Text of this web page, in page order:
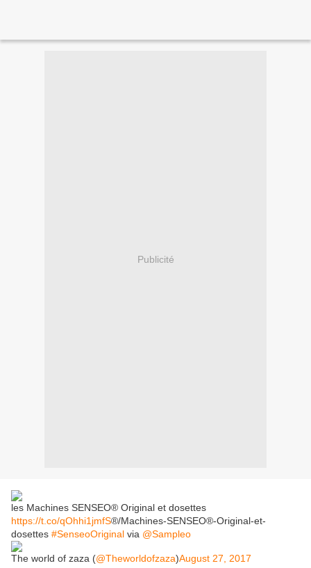
Publicité
les Machines SENSEO® Original et dosettes
https://t.co/qOhhi1jmfS®/Machines-SENSEO®-Original-et-
dosettes #SenseoOriginal via @Sampleo
The world of zaza (@Theworldofzaza)August 27, 2017